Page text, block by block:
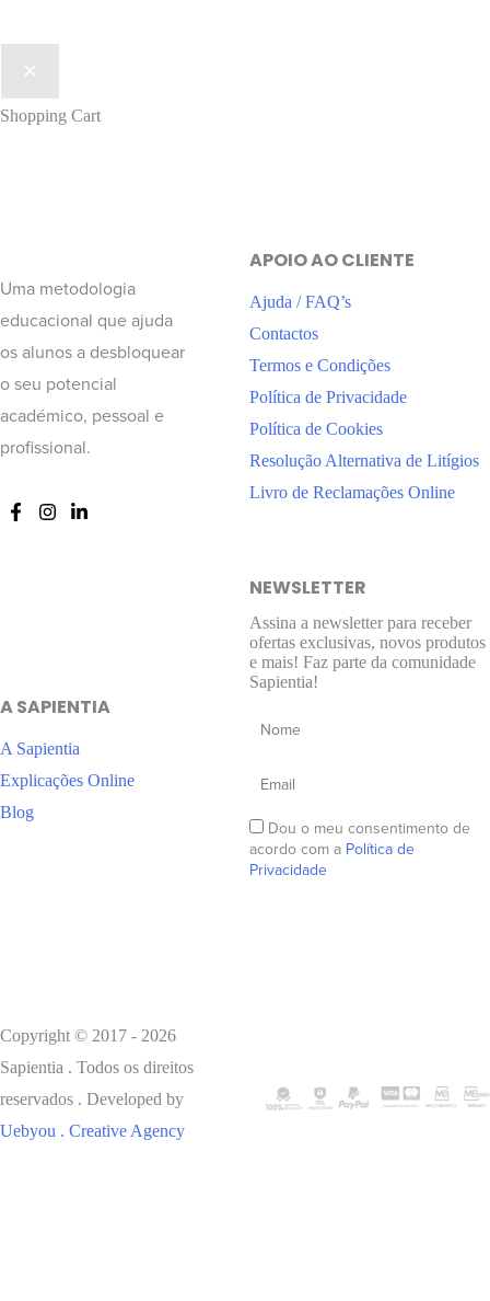
Shopping Cart
Uma metodologia
educacional que ajuda
os alunos a desbloquear
o seu potencial
académico, pessoal e
profissional.
APOIO AO CLIENTE
Ajuda / FAQ’s
Contactos
Termos e Condições
Política de Privacidade
Política de Cookies
Resolução Alternativa de Litígios
Livro de Reclamações Online
A SAPIENTIA
A Sapientia
Explicações Online
Blog
NEWSLETTER
Assina a newsletter para receber
ofertas exclusivas, novos produtos
e mais! Faz parte da comunidade
Sapientia!
Dou o meu consentimento de
acordo com a Política de
Privacidade
Copyright © 2017 - 2026
Sapientia . Todos os direitos
reservados . Developed by
Uebyou . Creative Agency